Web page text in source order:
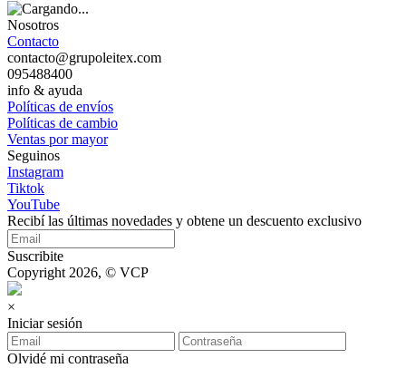
Nosotros
Contacto
contacto@grupoleitex.com
095488400
info & ayuda
Políticas de envíos
Políticas de cambio
Ventas por mayor
Seguinos
Instagram
Tiktok
YouTube
Recibí las últimas novedades y obtene un descuento exclusivo
Suscribite
Copyright 2026, © VCP
×
Iniciar sesión
Olvidé mi contraseña